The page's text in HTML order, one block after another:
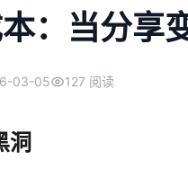
：当分享
03-05 127 阅读
洞